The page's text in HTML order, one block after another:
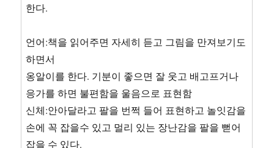
한다.
언어:책을 읽어주면 자세히 듣고 그림을 만져보기도
하면서
옹알이를 한다. 기분이 좋으면 잘 웃고 배고프거나
응가를 하면 불편함을 울음으로 표현함
신체:안아달라고 팔을 번쩍 들어 표현하고 놀잇감을
손에 꼭 잡을수 있고 멀리 있는 장난감을 팔을 뻗어
잡을 수 있다.